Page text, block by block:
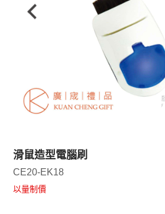
滑鼠造型電腦刷
CE20-EK18
以量制價